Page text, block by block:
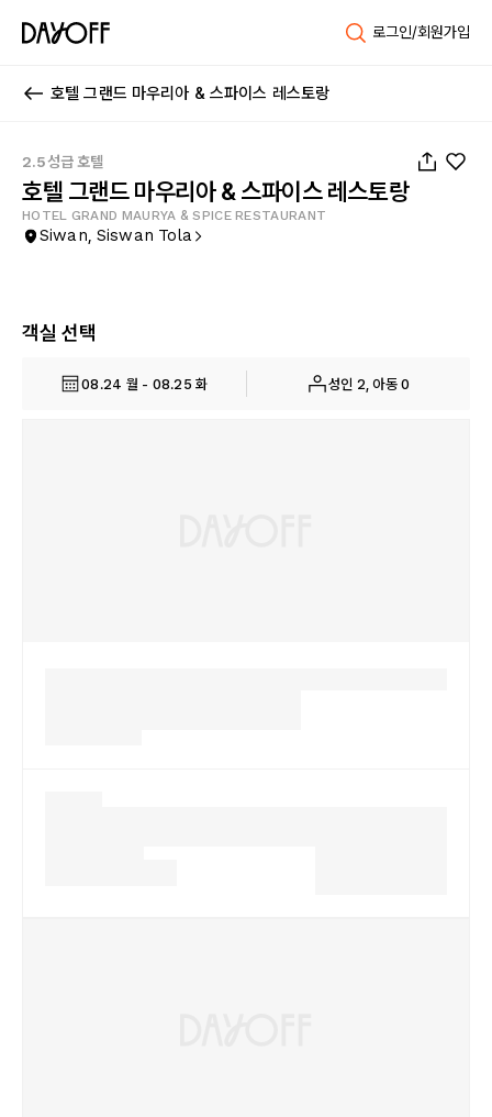
로그인/회원가입
호텔 그랜드 마우리아 & 스파이스 레스토랑
2.5성급 호텔
호텔 그랜드 마우리아 & 스파이스 레스토랑
HOTEL GRAND MAURYA & SPICE RESTAURANT
Siwan, Siswan Tola
객실 선택
08.24 월 - 08.25 화 성인 2, 아동 0